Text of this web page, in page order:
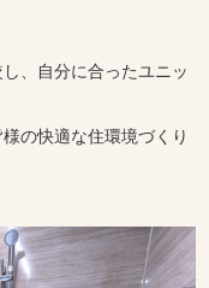
、自分に合ったユニッ
の快適な住環境づくり